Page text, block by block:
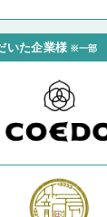
いた企業様 ※一部